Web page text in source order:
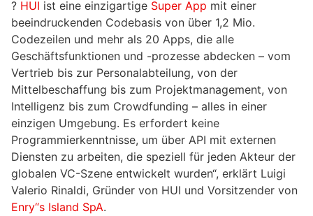
? HUI ist eine einzigartige Super App mit einer
beeindruckenden Codebasis von über 1,2 Mio.
Codezeilen und mehr als 20 Apps, die alle
Geschäftsfunktionen und -prozesse abdecken – vom
Vertrieb bis zur Personalabteilung, von der
Mittelbeschaffung bis zum Projektmanagement, von
Intelligenz bis zum Crowdfunding – alles in einer
einzigen Umgebung. Es erfordert keine
Programmierkenntnisse, um über API mit externen
Diensten zu arbeiten, die speziell für jeden Akteur der
globalen VC-Szene entwickelt wurden“, erklärt Luigi
Valerio Rinaldi, Gründer von HUI und Vorsitzender von
Enry“s Island SpA.